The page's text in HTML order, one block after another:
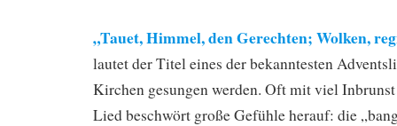
„Tauet, Himmel, den Gerechten; Wolken,
lautet der Titel eines der bekanntesten
Kirchen gesungen werden. Oft mit viel
Lied beschwört große Gefühle herauf: die